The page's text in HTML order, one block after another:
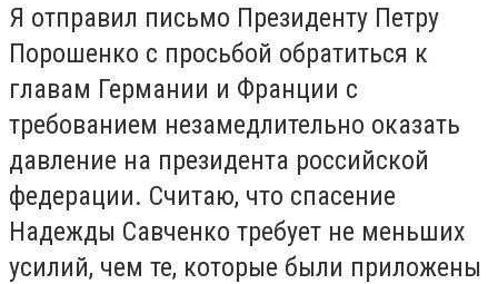
Я отправил письмо Президенту Петру
Порошенко с просьбой обратиться к
главам Германии и Франции с
требованием незамедлительно оказать
давление на президента российской
федерации. Считаю, что спасение
Надежды Савченко требует не меньших
усилий, чем те, которые были приложены